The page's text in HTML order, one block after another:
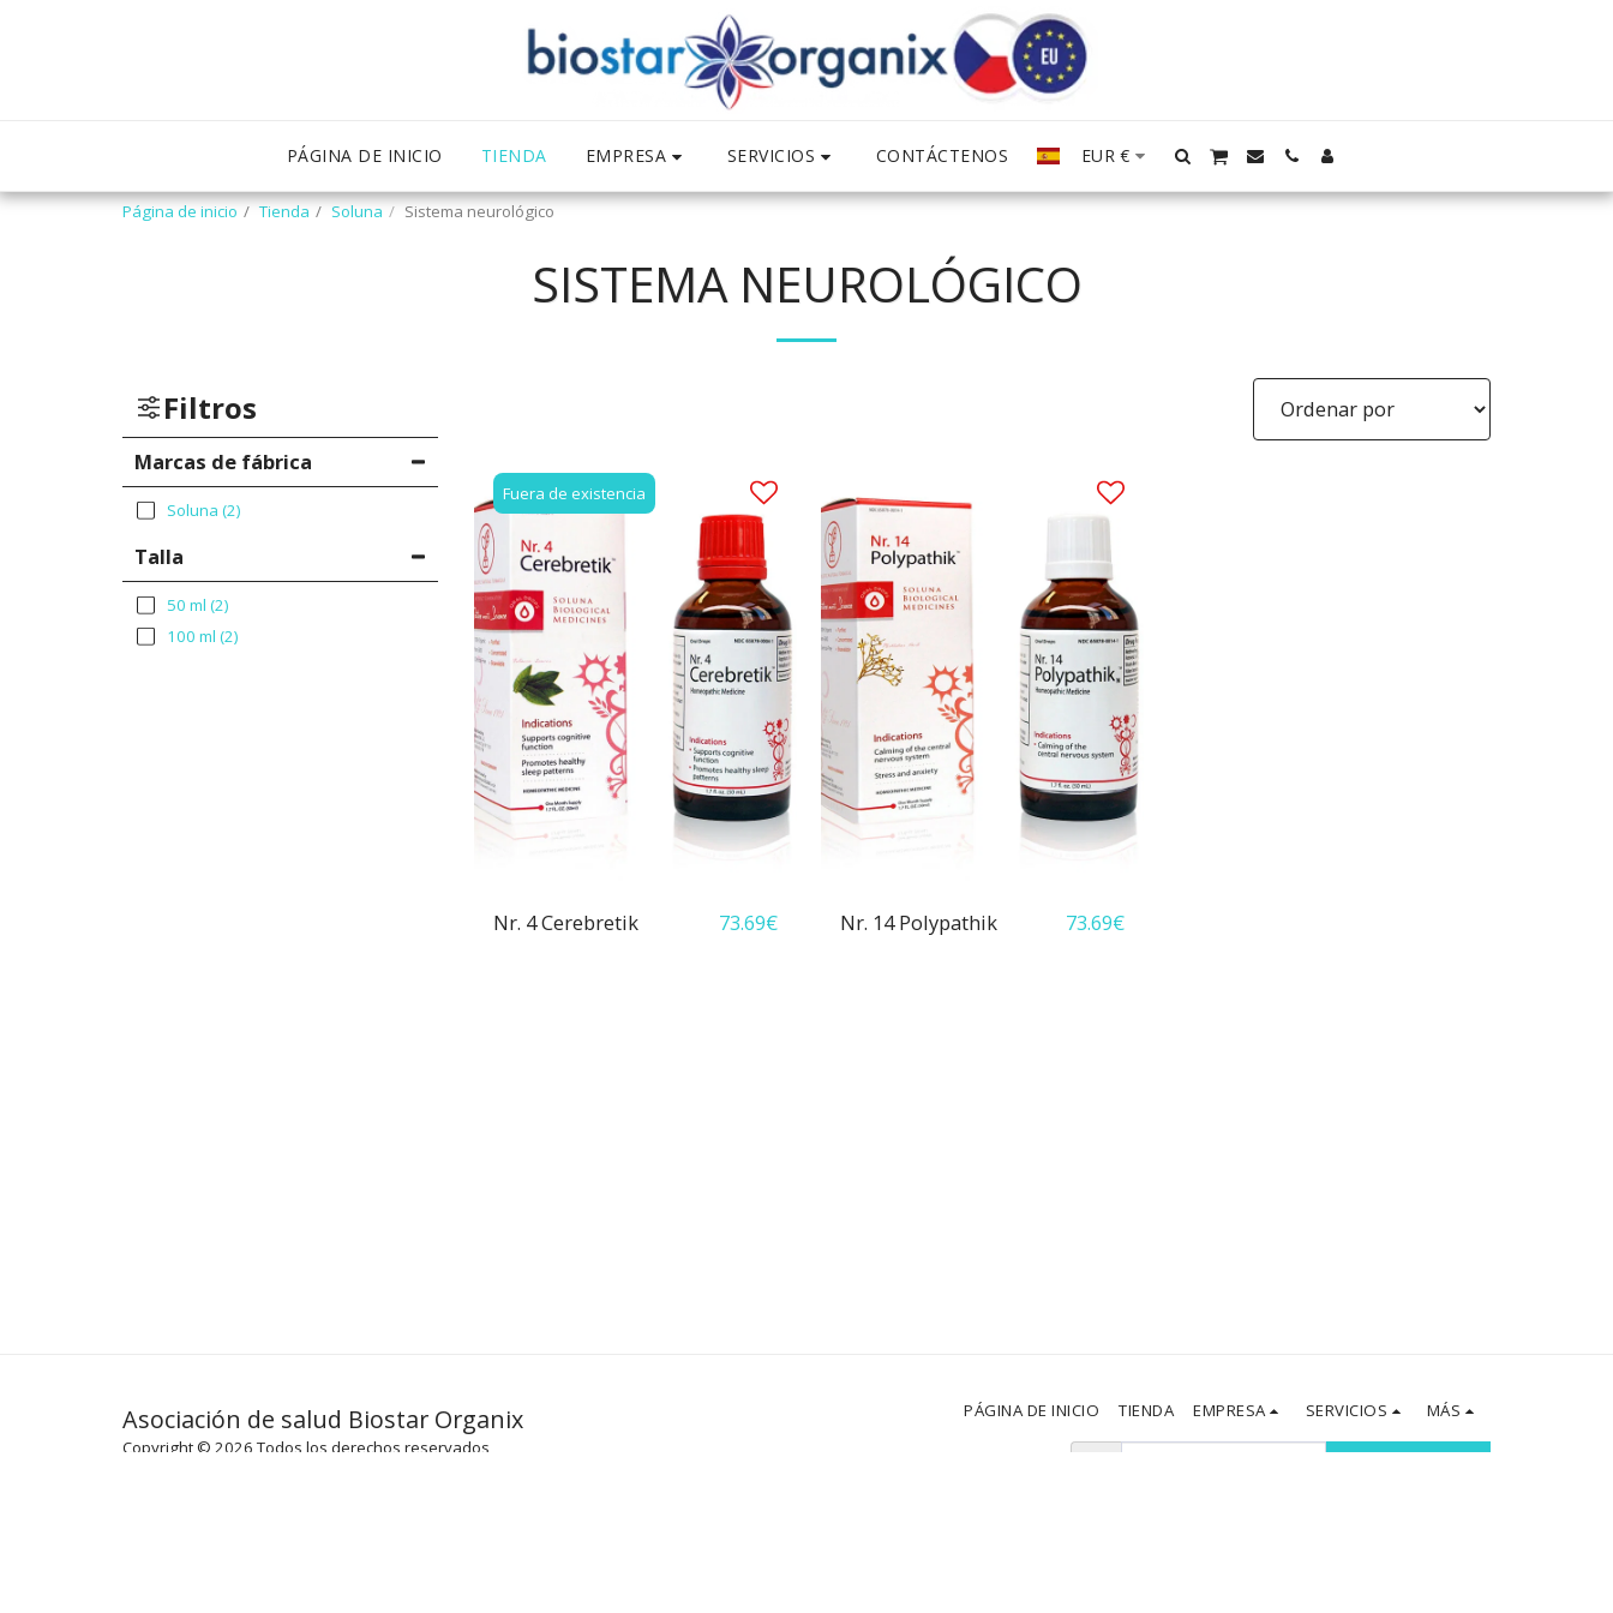
PÁGINA DE INICIO TIENDA EMPRESA SERVICIOS CONTÁCTENOS EUR €
Página de inicio Tienda Soluna Sistema neurológico
SISTEMA NEUROLÓGICO
Filtros
Marcas de fábrica
Soluna (2)
Talla
50 ml (2)
100 ml (2)
Fuera de existencia
Nr. 4 Cerebretik 73.69€ Nr. 14 Polypathik 73.69€
Asociación de salud Biostar Organix
Copyright © 2026 Todos los derechos reservados
PÁGINA DE INICIO TIENDA EMPRESA SERVICIOS MÁS